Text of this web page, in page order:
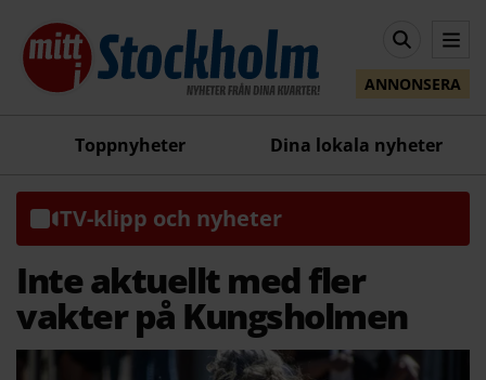
ANNONSERA
Toppnyheter Dina lokala nyheter
TV-klipp och nyheter
Inte aktuellt med fler
vakter på Kungsholmen